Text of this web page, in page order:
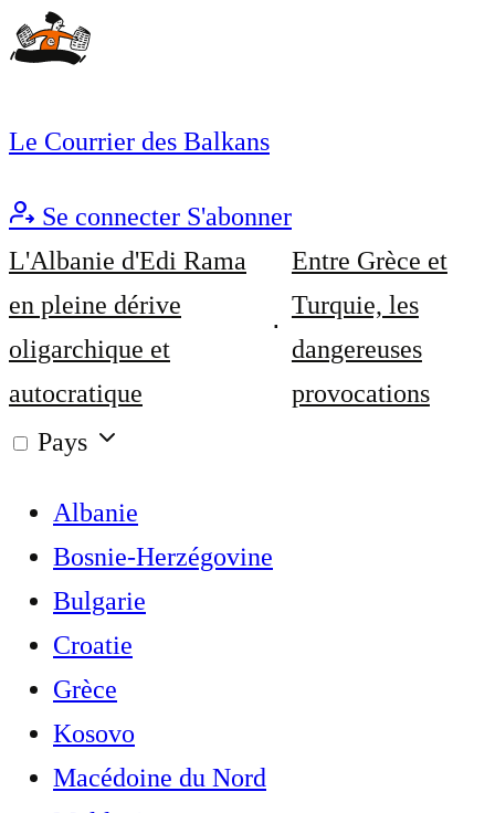
Le Courrier des Balkans
Se connecter S'abonner
L'Albanie d'Edi Rama
en pleine dérive
oligarchique et
autocratique
Entre Grèce et
Turquie, les
dangereuses
provocations
Pays
Albanie
Bosnie-Herzégovine
Bulgarie
Croatie
Grèce
Kosovo
Macédoine du Nord